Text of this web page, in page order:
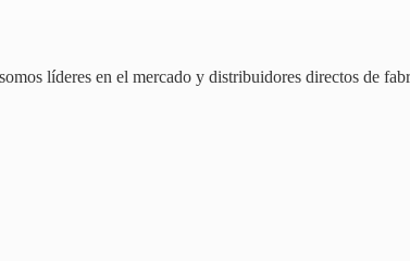
líderes en el mercado y distribuidores directos de